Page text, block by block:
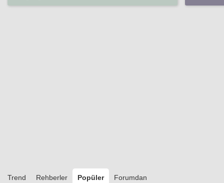
sunacak
Trend Rehberler Popüler Forumdan